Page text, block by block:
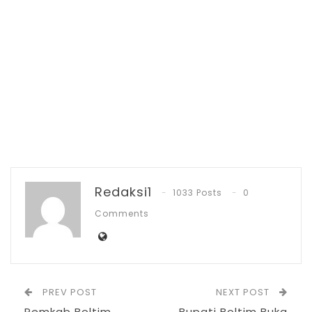
agar perputaran ekonominya dirasakan
oleh masyarakat yang ada di sini,” kata
Herson.
pembangunan Rusun Santri yang telah
Redaksi1 1033 Posts
0
Comments
PREV POST NEXT POST